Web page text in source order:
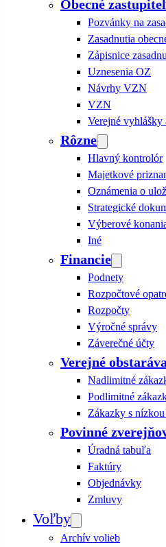
Obecné
Pozvánky na
Zasadnutia
Zápisnice
Uznesenia OZ
Návrhy VZN
VZN
Verejné vyhlášky
Rôzne
Hlavný kontrolór
Majetkové
Oznámenia o
Strategické
Výberové
Iné
Financie
Podnety
Rozpočtové
Rozpočty
Výročné správy
Záverečné účty
Verejné
Nadlimitné
Podlimitné
Zákazky s
Povinné
Úradná tabuľa
Faktúry
Objednávky
Zmluvy
Voľby
Archív volieb